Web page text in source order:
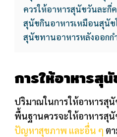
ควรให้อาหารสุนัขวันละกี่ค
สุนัขกินอาหารเหมือนสุนัข
สุนัขทานอาหารหลังออกก
การให้อาหารสุ
ปริมาณในการให้อาหารสุ
พื้นฐานควรจะให้อาหารสุนั
ปัญหาสุขภาพ และอื่น ๆ ต